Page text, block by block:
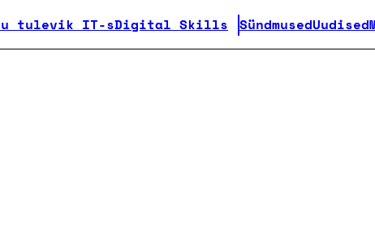
tulevik IT-sDigital Skills SündmusedUudised